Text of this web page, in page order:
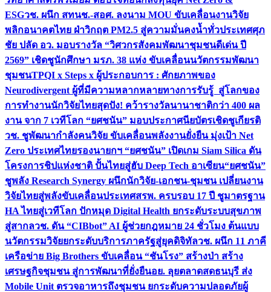
ESGวช. ผนึก สทนช.-สอศ. ลงนาม MOU ขับเคลื่อนงานวิจัย
พลิกอนาคตไทย ฝ่าวิกฤต PM2.5 สู่ความมั่นคงน้ำทั่วประเทศศุภ
ชัย ปลัด อว. มอบรางวัล “วิศวกรสังคมพัฒนาชุมชนดีเด่น ปี
2569” เชิดชูนักศึกษา มรภ. 38 แห่ง ขับเคลื่อนนวัตกรรมพัฒนา
ชุมชนTPQI x Steps x ผู้ประกอบการ : ศักยภาพของ
Neurodivergent ผู้ที่มีความหลากหลายทางการรับรู้ สู่โลกของ
การทำงานนักวิจัยไทยสุดปัง! คว้ารางวัลนานาชาติกว่า 400 ผล
งาน จาก 7 เวทีโลก “ยศชนัน” มอบประกาศนียบัตรเชิดชูเกียรติ
วช. ชูพัฒนากำลังคนวิจัย ขับเคลื่อนพลังงานยั่งยืน มุ่งเป้า Net
Zero ประเทศไทยรองนายกฯ “ยศชนัน” เปิดเกม Siam Silica ดัน
โครงการชิปแห่งชาติ ปั้นไทยสู่ฮับ Deep Tech อาเซียน“ยศชนัน”
ชูพลัง Research Synergy ผนึกนักวิจัย-เอกชน-ชุมชน เปลี่ยนงาน
วิจัยไทยสู่พลังขับเคลื่อนประเทศสรพ. ครบรอบ 17 ปี ชูมาตรฐาน
HA ไทยสู่เวทีโลก ปักหมุด Digital Health ยกระดับระบบสุขภาพ
สู่สากลวช. ดัน “CIBbot” AI ผู้ช่วยกฎหมาย 24 ชั่วโมง ต้นแบบ
นวัตกรรมวิจัยยกระดับบริการภาครัฐสู่ยุคดิจิทัลวช. ผนึก 11 ภาคี
เครือข่าย Big Brothers ขับเคลื่อน “ชันโรง” สร้างป่า สร้าง
เศรษฐกิจชุมชน สู่การพัฒนาที่ยั่งยืนอย. ลุยตลาดสดธนบุรี ส่ง
Mobile Unit ตรวจอาหารถึงชุมชน ยกระดับความปลอดภัยผู้